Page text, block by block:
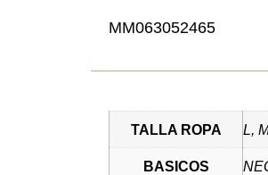
MM063052465
TALLA ROPA L,
BASICOS